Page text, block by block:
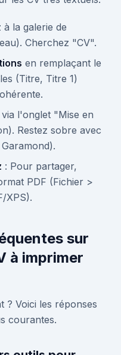
à la galerie de
Cherchez "CV".
en remplaçant le
(Titre, Titre 1)
via l'onglet "Mise en
Restez sobre avec
: Pour partager,
PDF (Fichier >
XPS).
sur
à imprimer
? Voici les réponses
courantes.